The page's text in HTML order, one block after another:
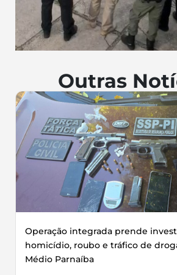
Outras
Operação integrada prende
homicídio, roubo e tráfico de
Médio Parnaíba